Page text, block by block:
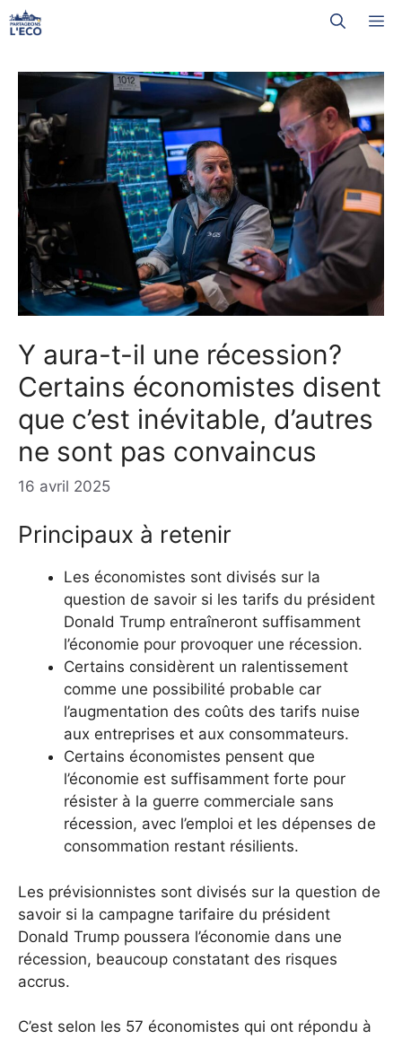
Aller
au
Y aura-t-il une récession?
Certains économistes disent
que c’est inévitable, d’autres
ne sont pas convaincus
16 avril 2025
Principaux à retenir
Les économistes sont divisés sur la
question de savoir si les tarifs du président
Donald Trump entraîneront suffisamment
l’économie pour provoquer une récession.
Certains considèrent un ralentissement
comme une possibilité probable car
l’augmentation des coûts des tarifs nuise
aux entreprises et aux consommateurs.
Certains économistes pensent que
l’économie est suffisamment forte pour
résister à la guerre commerciale sans
récession, avec l’emploi et les dépenses de
consommation restant résilients.
Les prévisionnistes sont divisés sur la question de
savoir si la campagne tarifaire du président
Donald Trump poussera l’économie dans une
récession, beaucoup constatant des risques
accrus.
C’est selon les 57 économistes qui ont répondu à